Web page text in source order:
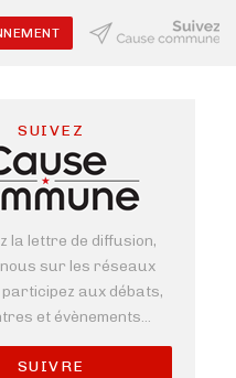
SUIVEZ
la lettre de diffusion,
sur les réseaux
aux débats,
et évènements...
SUIVRE